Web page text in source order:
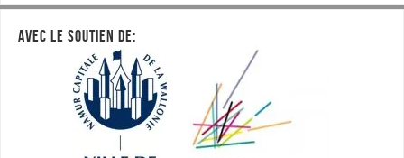
AVEC LE SOUTIEN DE: